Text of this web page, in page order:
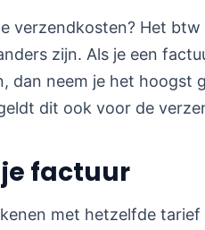
verzendkosten? Het btw
zijn. Als je een
dan neem je het hoogst
dit ook voor de
factuur
met hetzelfde tarief